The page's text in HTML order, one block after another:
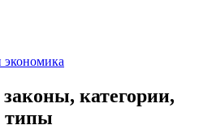
категории,
типы